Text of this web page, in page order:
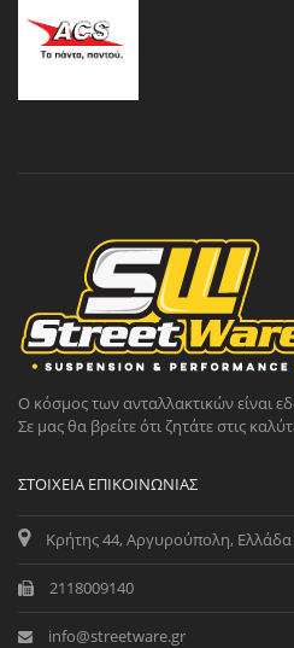
Ο κόσμος των ανταλλακτικών είναι
Σε μας θα βρείτε ότι ζητάτε στις
ΣΤΟΙΧΕΊΑ ΕΠΙΚΟΙΝΩΝΊΑΣ
Κρήτης 44, Αργυρούπολη, Ελλάδα
2118009140
info@streetware.gr